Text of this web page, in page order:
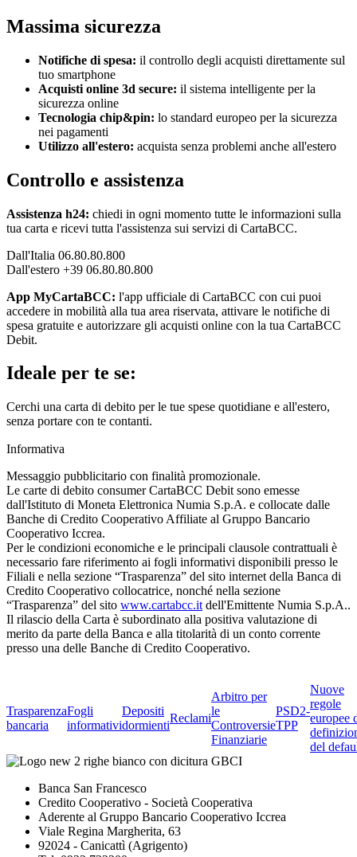
Massima sicurezza
Notifiche di spesa: il controllo degli acquisti direttamente sul
tuo smartphone
Acquisti online 3d secure: il sistema intelligente per la
sicurezza online
Tecnologia chip&pin: lo standard europeo per la sicurezza
nei pagamenti
Utilizzo all'estero: acquista senza problemi anche all'estero
Controllo e assistenza
Assistenza h24: chiedi in ogni momento tutte le informazioni sulla
tua carta e ricevi tutta l'assistenza sui servizi di CartaBCC.
Dall'Italia 06.80.80.800
Dall'estero +39 06.80.80.800
App MyCartaBCC: l'app ufficiale di CartaBCC con cui puoi
accedere in mobilità alla tua area riservata, attivare le notifiche di
spesa gratuite e autorizzare gli acquisti online con la tua CartaBCC
Debit.
Ideale per te se:
Cerchi una carta di debito per le tue spese quotidiane e all'estero,
senza portare con te contanti.
Informativa
Messaggio pubblicitario con finalità promozionale.
Le carte di debito consumer CartaBCC Debit sono emesse
dall'Istituto di Moneta Elettronica Numia S.p.A. e collocate dalle
Banche di Credito Cooperativo Affiliate al Gruppo Bancario
Cooperativo Iccrea.
Per le condizioni economiche e le principali clausole contrattuali è
necessario fare riferimento ai fogli informativi disponibili presso le
Filiali e nella sezione “Trasparenza” del sito internet della Banca di
Credito Cooperativo collocatrice, nonché nella sezione
“Trasparenza” del sito www.cartabcc.it dell'Emittente Numia S.p.A..
Il rilascio della Carta è subordinato alla positiva valutazione di
merito da parte della Banca e alla titolarità di un conto corrente
presso una delle Banche di Credito Cooperativo.
Trasparenza
bancaria
Fogli
informativi
Depositi
dormienti
Reclami
Arbitro per
le
Controversie
Finanziarie
PSD2-
TPP
Nuove
regole
europee
del
Banca San Francesco
Credito Cooperativo - Società Cooperativa
Aderente al Gruppo Bancario Cooperativo Iccrea
Viale Regina Margherita, 63
92024 - Canicattì (Agrigento)